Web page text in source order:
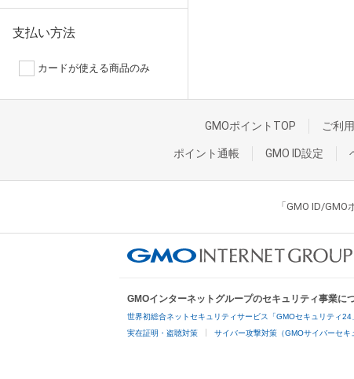
支払い方法
カードが使える商品のみ
GMOポイントTOP ご利
ポイント通帳 GMO ID設定
「GMO ID/
GMOインターネットグループのセキュリティ事業に
世界初総合ネットセキュリティサービス「GMOセキュリティ24
実在証明・盗聴対策 サイバー攻撃対策（GMOサイバーセキ